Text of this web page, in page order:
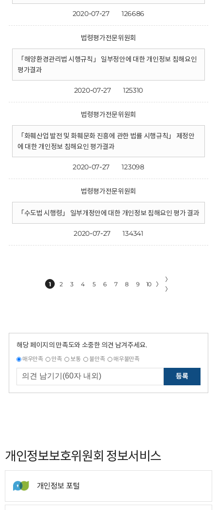
2020-07-27 126686
법령평가전문위원회
「해양환경관리법 시행규칙」 일부정안에 대한 개인정보 침해요인
평가결과
2020-07-27 125310
법령평가전문위원회
「화훼산업 발전 및 화훼문화 진흥에 관한 법률 시행규칙」 제정안
에 대한 개인정보 침해요인 평가결과
2020-07-27 123098
법령평가전문위원회
「수도법 시행령」 일부개정안에 대한 개인정보 침해요인 평가 결과
2020-07-27 134341
1 2 3 4 5 6 7 8 9 10 〉
〉
〉
해당 페이지의 만족도와 소중한 의견 남겨주세요.
매우만족 만족 보통 불만족 매우불만족
등록
개인정보보호위원회 정보서비스
개인정보 포털